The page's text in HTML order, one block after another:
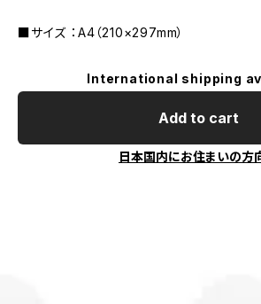
■サイズ ：A4（210×297mm）
International shipping
Add to cart
日本国内にお住まいの方